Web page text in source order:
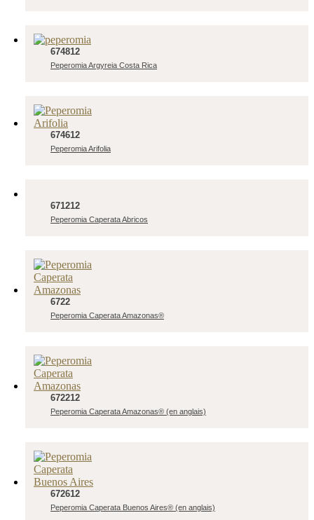
674812
Peperomia Argyreia Costa Rica
674612
Peperomia Arifolia
671212
Peperomia Caperata Abricos
6722
Peperomia Caperata Amazonas®
672212
Peperomia Caperata Amazonas® (en anglais)
672612
Peperomia Caperata Buenos Aires® (en anglais)